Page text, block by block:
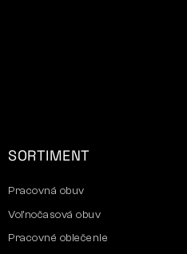
SORTIMENT
Pracovná obuv
Voľnočasová obuv
Pracovné oblečenie